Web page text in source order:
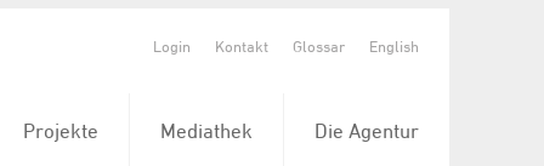
Login Kontakt Glossar English
Projekte Mediathek Die Agentur